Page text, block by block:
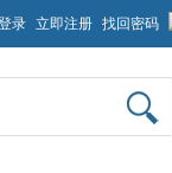
录 立即注册 找回密码